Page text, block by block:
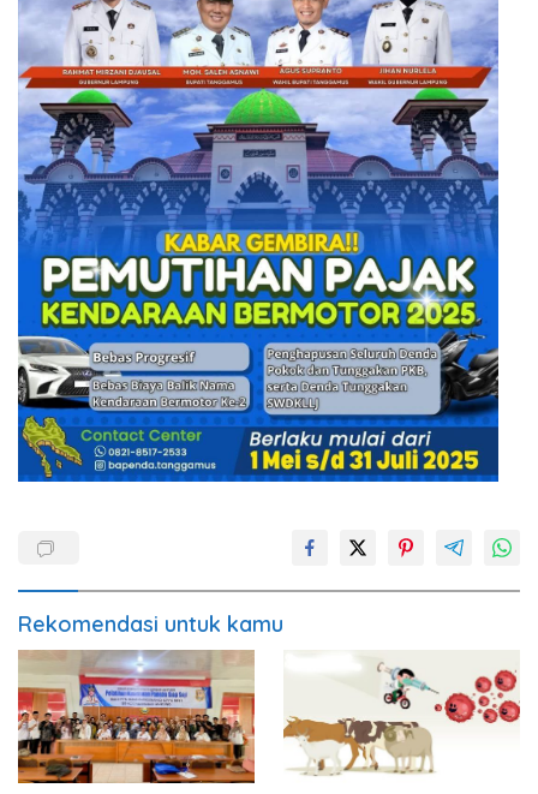
Rekomendasi untuk kamu